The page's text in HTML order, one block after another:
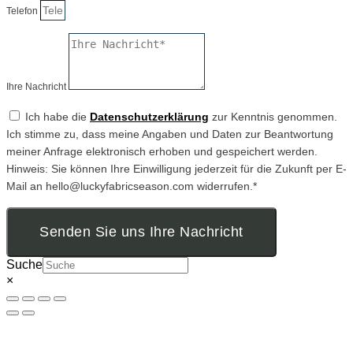
Telefon
Ihre Nachricht
Ich habe die Datenschutzerklärung zur Kenntnis genommen.
Ich stimme zu, dass meine Angaben und Daten zur Beantwortung
meiner Anfrage elektronisch erhoben und gespeichert werden.
Hinweis: Sie können Ihre Einwilligung jederzeit für die Zukunft per E-
Mail an hello@luckyfabricseason.com widerrufen.*
Senden Sie uns Ihre Nachricht
Suche
×